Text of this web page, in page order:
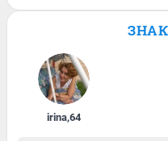
irina,64